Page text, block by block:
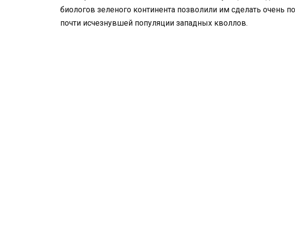
биологов зеленого континента позволили им сделать очень
почти исчезнувшей популяции западных кволлов.